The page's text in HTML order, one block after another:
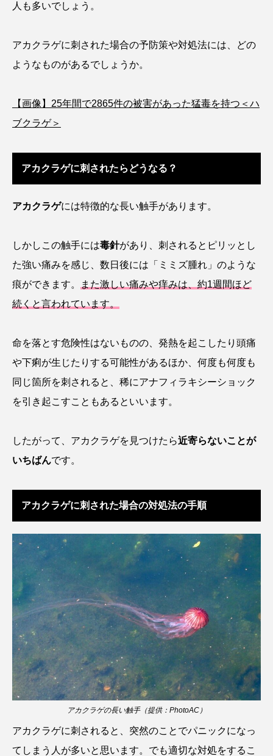
アサヒガニ
アッキガイ アナゴ アブラツノザメ
アブラボテ アマガエル
アマダイ アミメハギ アメリカザリガニ
アユ
イッカク イトウ イトヒキアジ
イリエワニ イワナ インドネシア
ウマヅラハギ ウミウシ
オオグソクムシ オオサンショウウオ
カエルアンコウ カガミガイ カキ
カクレクマノミ カゴカマス カジカ
カタボシイワシ カツオ
カブトエビ カブトクラゲ カミクラゲ
カレイ カワウソ カワハギ
カワバタモロコ カワムツ ガラ・ルファ
キジハタ キス キチヌ キヌバリ
キュウリエソ キンメダイ
人も多いでしょう。
アカクラゲに刺された場合の予防策や対処法には、どの
ようなものがあるでしょうか。
【画像】25年間で2865件の被害があった猛毒を持つ＜ハ
ブクラゲ＞
アカクラゲに刺されたらどうなる？
アカクラゲには特徴的な長い触手があります。
しかしこの触手には毒針があり、刺されるとピリッとし
た強い痛みを感じ、数日後には「ミミズ腫れ」のような
痕ができます。
また激しい痛みや痒みは、約1週間ほど
続くと言われています。
命を落とす危険性はないものの、発熱を起こしたり頭痛
や下痢が生じたりする可能性があるほか、何度も何度も
同じ箇所を刺されると、稀にアナフィラキシーショック
を引き起こすこともあるといいます。
したがって、アカクラゲを見つけたら近寄らないことが
いちばんです。
アカクラゲに刺された場合の対処法の手順
アカクラゲの長い触手（提供：PhotoAC）
アカクラゲに刺されると、突然のことでパニックになっ
てしまう人が多いと思います。でも適切な対処をするこ